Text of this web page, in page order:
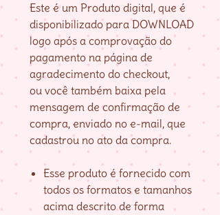
Este é um Produto digital, que é
disponibilizado para DOWNLOAD
logo após a comprovação do
pagamento na página de
agradecimento do checkout,
ou você também baixa pela
mensagem de confirmação de
compra, enviado no e-mail, que
cadastrou no ato da compra.
Esse produto é fornecido com
todos os formatos e tamanhos
acima descrito de forma